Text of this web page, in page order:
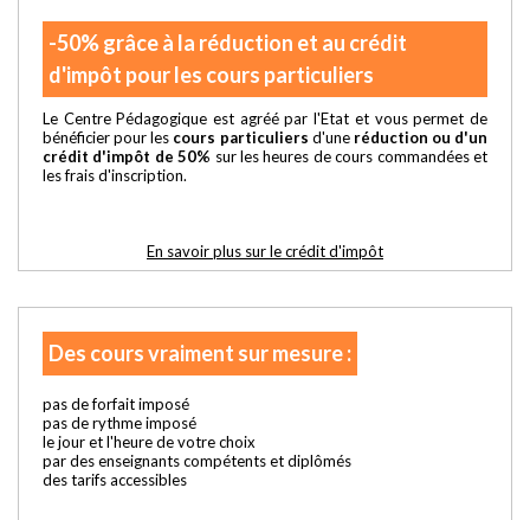
-50% grâce à la réduction et au crédit
d'impôt pour les cours particuliers
Le Centre Pédagogique est agréé par l'Etat et vous permet de
bénéficier pour les cours particuliers d'une réduction ou d'un
crédit d'impôt de 50% sur les heures de cours commandées et
les frais d'inscription.
En savoir plus sur le crédit d'impôt
Des cours vraiment sur mesure :
pas de forfait imposé
pas de rythme imposé
le jour et l'heure de votre choix
par des enseignants compétents et diplômés
des tarifs accessibles